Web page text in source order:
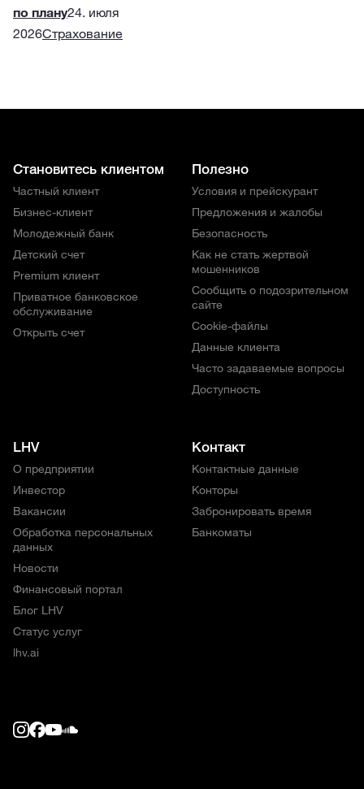
по плану24. июля
2026Страхование
Становитесь клиентом
Частный клиент
Бизнес-клиент
Молодежный банк
Детский счет
Premium клиент
Приватное банковское
обслуживание
Открыть счет
Полезно
Условия и прейскурант
Предложения и жалобы
Безопасность
Как не стать жертвой
мошенников
Сообщить о подозрительном
сайте
Cookie-файлы
Данные клиента
Часто задаваемые вопросы
Доступность
LHV
О предприятии
Инвестор
Вакансии
Обработка персональных
данных
Новости
Финансовый портал
Блог LHV
Статус услуг
lhv.ai
Контакт
Контактные данные
Конторы
Забронировать время
Банкоматы